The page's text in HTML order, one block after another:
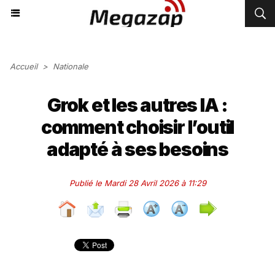
Accueil > Nationale
Grok et les autres IA :
comment choisir l’outil
adapté à ses besoins
Publié le Mardi 28 Avril 2026 à 11:29